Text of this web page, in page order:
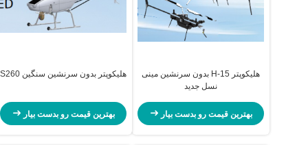
هلیکوپتر H-15 بدون سرنشین مینی
نسل جدید
بهترین قیمت رو بدست بیار
هلیکوپتر بدون سرنشین سنگین S260
بهترین قیمت رو بدست بیار